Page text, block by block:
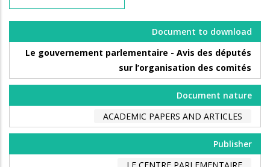
Document to download
Le gouvernement parlementaire - Avis des députés
sur l’organisation des comités
Document nature
ACADEMIC PAPERS AND ARTICLES
Publisher